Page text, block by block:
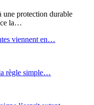
une protection durable
la…
viennent en…
règle simple…